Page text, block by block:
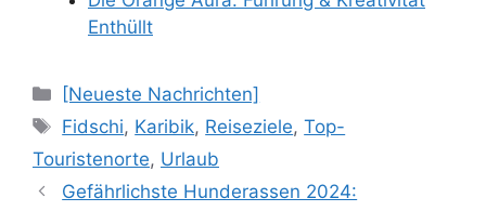
Enthüllt
Categories
[Neueste Nachrichten]
Tags
Fidschi, Karibik, Reiseziele,Top-
Touristenorte, Urlaub
Gefährlichste Hunderassen 2024: